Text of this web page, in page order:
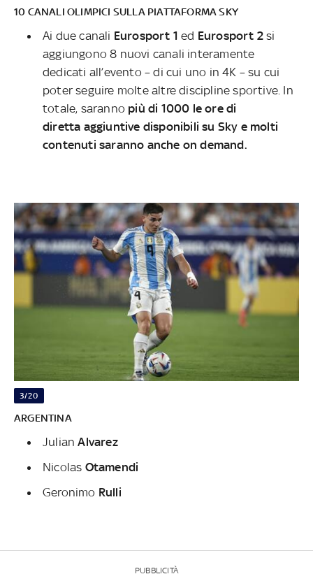
10 CANALI OLIMPICI SULLA PIATTAFORMA SKY
Ai due canali Eurosport 1 ed Eurosport 2 si
aggiungono 8 nuovi canali interamente
dedicati all’evento – di cui uno in 4K – su cui
poter seguire molte altre discipline sportive. In
totale, saranno più di 1000 le ore di
diretta aggiuntive disponibili su Sky e molti
contenuti saranno anche on demand.
3/20
ARGENTINA
JulianAlvarez
Nicolas Otamendi
Geronimo Rulli
PUBBLICITÀ